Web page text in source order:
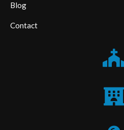
Blog
Contact